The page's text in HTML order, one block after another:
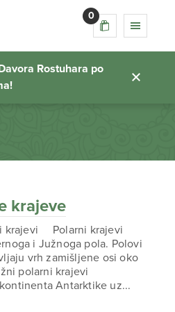
0
Rostuhara po
u
krajeve
krajevi Polarni krajevi
i Južnoga pola. Polovi
vrh zamišljene osi oko
polarni krajevi
Antarktike uz...